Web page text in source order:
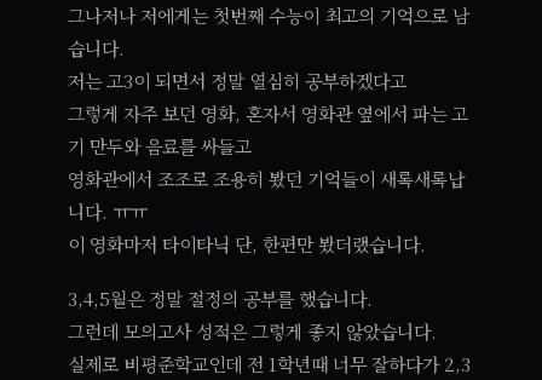
그나저나 저에게는 첫번째 수능이 최고의 기억으로 남
습니다.
저는 고3이 되면서 정말 열심히 공부하겠다고
그렇게 자주 보던 영화, 혼자서 영화관 옆에서 파는 고
기 만두와 음료를 싸들고
영화관에서 조조로 조용히 봤던 기억들이 새록새록납
니다. ㅠㅠ
이 영화마저 타이타닉 단, 한편만 봤더랬습니다.
3,4,5월은 정말 절정의 공부를 했습니다.
그런데 모의고사 성적은 그렇게 좋지 않았습니다.
실제로 비평준학교인데 전 1학년때 너무 잘하다가 2,3